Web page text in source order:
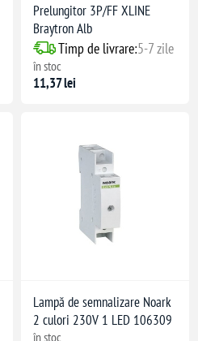
Prelungitor 3P/FF XLINE
Braytron Alb
Timp de livrare:5-7 zile
în stoc
11,37 lei
Lampă de semnalizare Noark
2 culori 230V 1 LED 106309
în stoc